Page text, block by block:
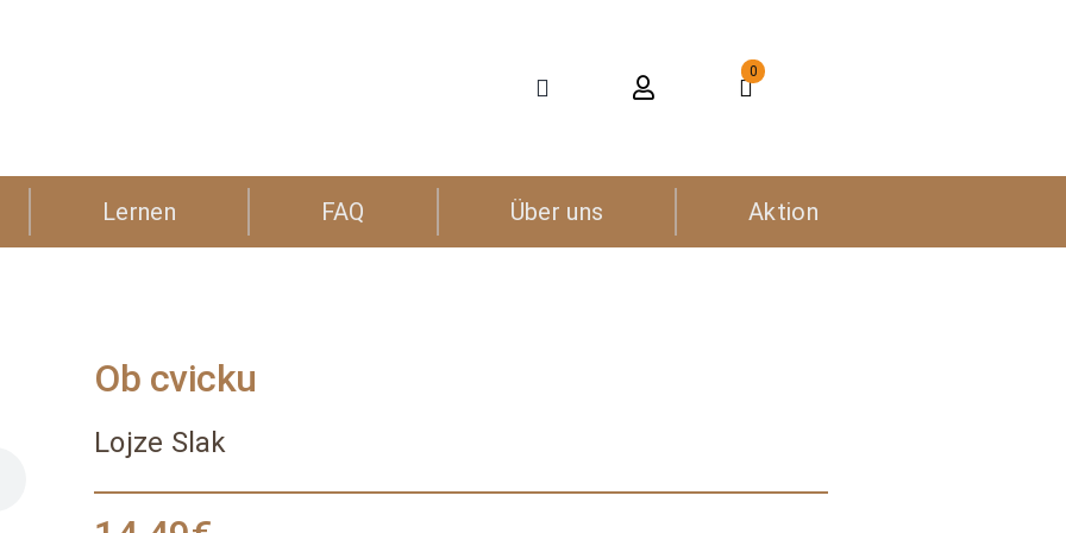
0
Lernen FAQ Über uns Aktion
Ob cvicku
Lojze Slak